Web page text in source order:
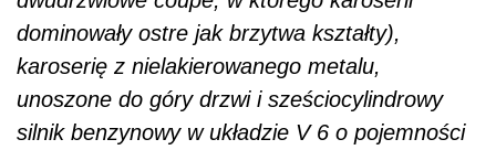
dominowały ostre jak brzytwa kształty),
karoserię z nielakierowanego metalu,
unoszone do góry drzwi i sześciocylindrowy
silnik benzynowy w układzie V 6 o pojemności